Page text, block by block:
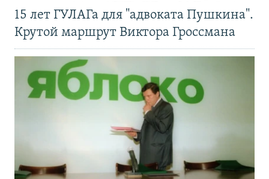
15 лет ГУЛАГа для "адвоката Пушкина".
Крутой маршрут Виктора Гроссмана